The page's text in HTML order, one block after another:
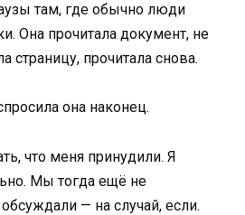
там, где обычно люди
Она прочитала документ, не
страницу, прочитала снова.
она наконец.
что меня принудили. Я
Мы тогда ещё не
— на случай, если.